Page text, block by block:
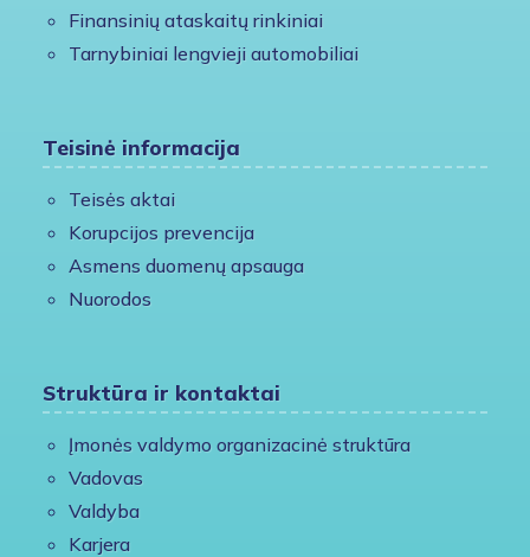
Finansinių ataskaitų rinkiniai
Tarnybiniai lengvieji automobiliai
Teisinė informacija
Teisės aktai
Korupcijos prevencija
Asmens duomenų apsauga
Nuorodos
Struktūra ir kontaktai
Įmonės valdymo organizacinė struktūra
Vadovas
Valdyba
Karjera